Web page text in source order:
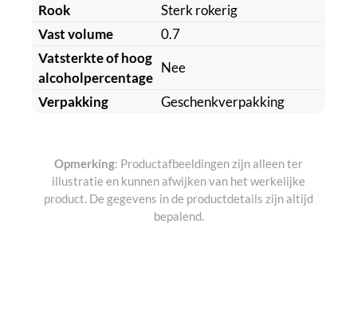
Rook
Sterk rokerig
Vast volume
0.7
Vatsterkte of hoog
alcoholpercentage
Nee
Verpakking Geschenkverpakking
Opmerking: Productafbeeldingen zijn alleen ter
illustratie en kunnen afwijken van het werkelijke
product. De gegevens in de productdetails zijn altijd
bepalend.